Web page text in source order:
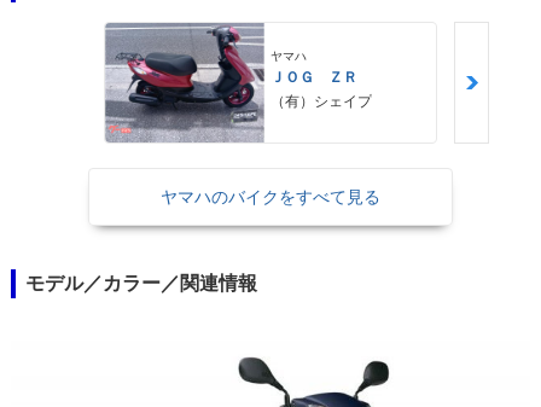
ヤマハ
ＪＯＧ ＺＲ
（有）シェイプ
ヤマハのバイクをすべて見る
モデル／カラー／関連情報